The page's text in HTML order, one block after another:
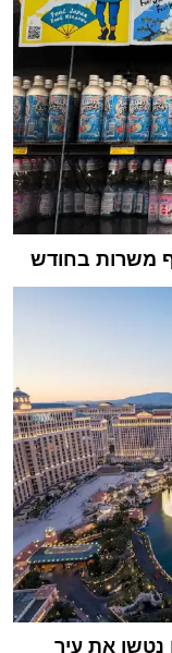
נטשו את עיר